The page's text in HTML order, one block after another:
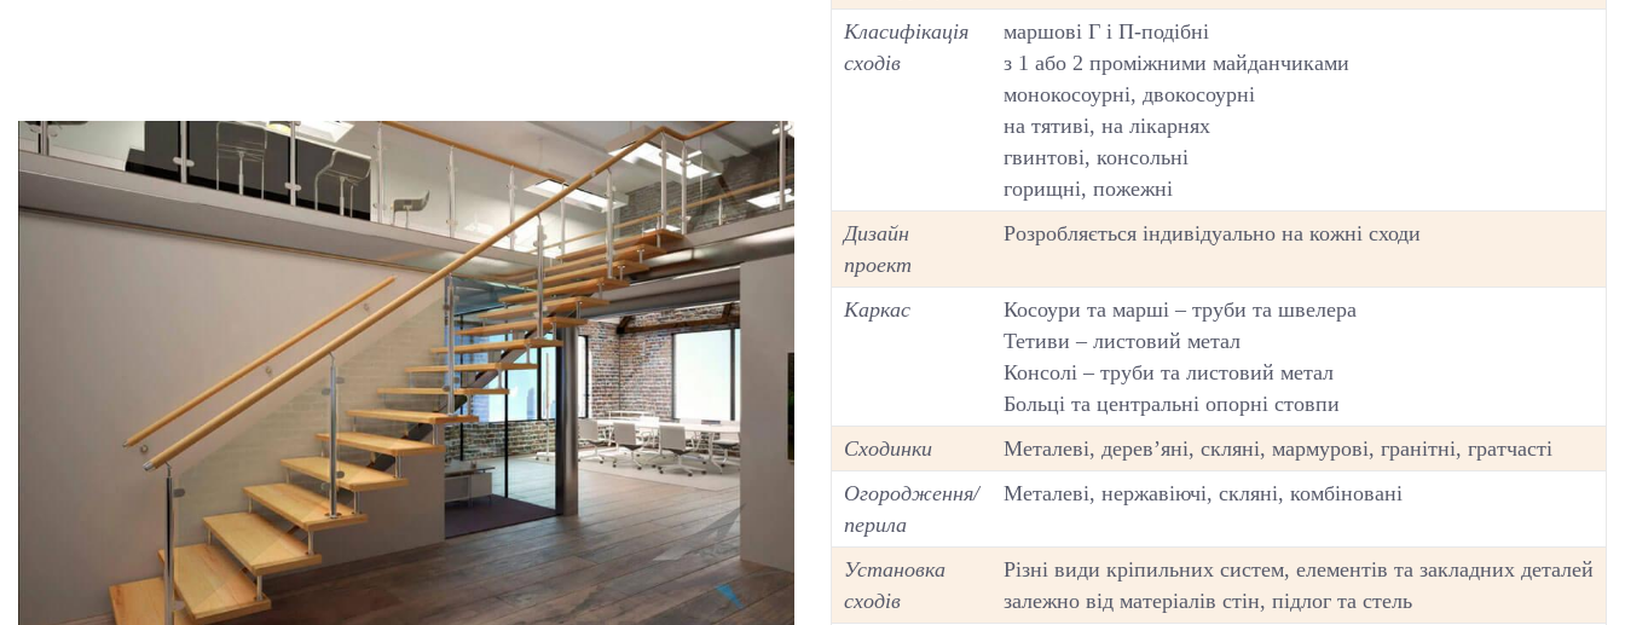
Класифікація
сходів
маршові Г і П-подібні
з 1 або 2 проміжними майданчиками
монокосоурні, двокосоурні
на тятиві, на лікарнях
гвинтові, консольні
горищні, пожежні
Дизайн
проект
Розробляється індивідуально на кожні сходи
Каркас
Косоури та марші – труби та швелера
Тетиви – листовий метал
Консолі – труби та листовий метал
Больці та центральні опорні стовпи
Сходинки
Металеві, дерев’яні, скляні, мармурові, гранітні, гратчасті
Огородження/
перила
Металеві, нержавіючі, скляні, комбіновані
Установка
сходів
Різні види кріпильних систем, елементів та закладних деталей
залежно від матеріалів стін, підлог та стель